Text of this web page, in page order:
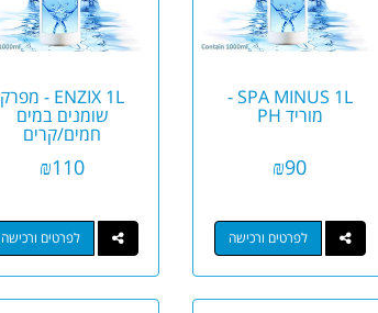
SPA MINUS 1L -
מוריד PH
₪90
לפרטים ורכישה
ENZIX 1L - מפרק
שומנים במים
חמים/קרים
₪110
לפרטים ורכישה